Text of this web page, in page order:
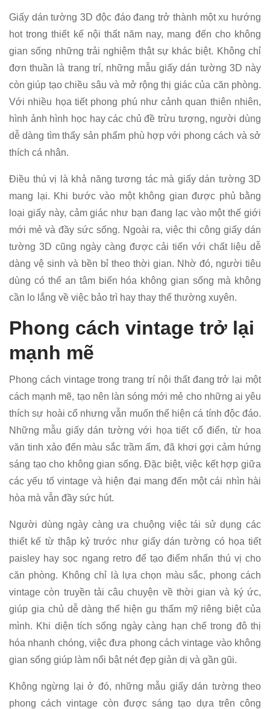
Giấy dán tường 3D độc đáo đang trở thành một xu hướng
hot trong thiết kế nội thất năm nay, mang đến cho không
gian sống những trải nghiệm thật sự khác biệt. Không chỉ
đơn thuần là trang trí, những mẫu giấy dán tường 3D này
còn giúp tạo chiều sâu và mở rộng thị giác của căn phòng.
Với nhiều họa tiết phong phú như cảnh quan thiên nhiên,
hình ảnh hình học hay các chủ đề trừu tượng, người dùng
dễ dàng tìm thấy sản phẩm phù hợp với phong cách và sở
thích cá nhân.
Điều thú vị là khả năng tương tác mà giấy dán tường 3D
mang lại. Khi bước vào một không gian được phủ bằng
loại giấy này, cảm giác như bạn đang lạc vào một thế giới
mới mẻ và đầy sức sống. Ngoài ra, việc thi công giấy dán
tường 3D cũng ngày càng được cải tiến với chất liệu dễ
dàng vệ sinh và bền bỉ theo thời gian. Nhờ đó, người tiêu
dùng có thể an tâm biến hóa không gian sống mà không
cần lo lắng về việc bảo trì hay thay thế thường xuyên.
Phong cách vintage trở lại
mạnh mẽ
Phong cách vintage trong trang trí nội thất đang trở lại một
cách mạnh mẽ, tạo nên làn sóng mới mẻ cho những ai yêu
thích sự hoài cổ nhưng vẫn muốn thể hiện cá tính độc đáo.
Những mẫu giấy dán tường với họa tiết cổ điển, từ hoa
văn tinh xảo đến màu sắc trầm ấm, đã khơi gợi cảm hứng
sáng tạo cho không gian sống. Đặc biệt, việc kết hợp giữa
các yếu tố vintage và hiện đại mang đến một cái nhìn hài
hòa mà vẫn đầy sức hút.
Người dùng ngày càng ưa chuộng việc tái sử dụng các
thiết kế từ thập kỷ trước như giấy dán tường có họa tiết
paisley hay sọc ngang retro để tạo điểm nhấn thú vị cho
căn phòng. Không chỉ là lựa chọn màu sắc, phong cách
vintage còn truyền tải câu chuyện về thời gian và ký ức,
giúp gia chủ dễ dàng thể hiện gu thẩm mỹ riêng biệt của
mình. Khi diện tích sống ngày càng hạn chế trong đô thị
hóa nhanh chóng, việc đưa phong cách vintage vào không
gian sống giúp làm nổi bật nét đẹp giản dị và gần gũi.
Không ngừng lại ở đó, những mẫu giấy dán tường theo
phong cách vintage còn được sáng tạo dựa trên công